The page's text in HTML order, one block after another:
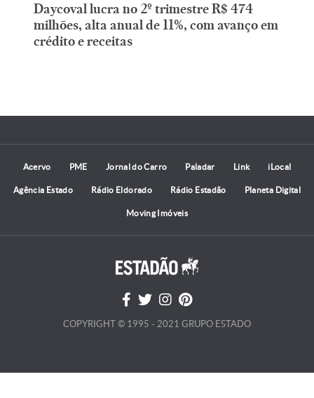
Daycoval lucra no 2º trimestre R$ 474
milhões, alta anual de 11%, com avanço em
crédito e receitas
Acervo PME Jornal do Carro Paladar Link iLocal
Agência Estado Rádio Eldorado Rádio Estadão Planeta Digital
Moving Imóveis
COPYRIGHT © 1995 - 2021 GRUPO ESTADO